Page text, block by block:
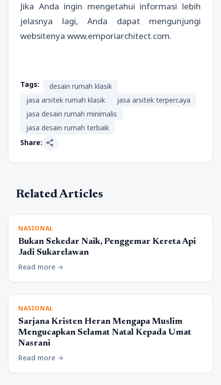
Jika Anda ingin mengetahui informasi lebih
jelasnya lagi, Anda dapat mengunjungi
websitenya www.emporiarchitect.com.
Tags:
desain rumah klasik
jasa arsitek rumah klasik
jasa arsitek terpercaya
jasa desain rumah minimalis
jasa desain rumah terbaik
Share: share
Related Articles
NASIONAL
Bukan Sekedar Naik, Penggemar Kereta Api
Jadi Sukarelawan
Read more arrow_forward
NASIONAL
Sarjana Kristen Heran Mengapa Muslim
Mengucapkan Selamat Natal Kepada Umat
Nasrani
Read more arrow_forward